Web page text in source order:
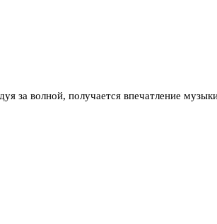
за волной, получается впечатление